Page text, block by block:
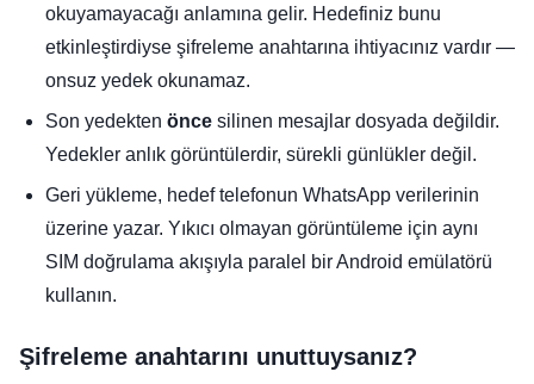
okuyamayacağı anlamına gelir. Hedefiniz bunu
etkinleştirdiyse şifreleme anahtarına ihtiyacınız vardır —
onsuz yedek okunamaz.
Son yedekten önce silinen mesajlar dosyada değildir.
Yedekler anlık görüntülerdir, sürekli günlükler değil.
Geri yükleme, hedef telefonun WhatsApp verilerinin
üzerine yazar. Yıkıcı olmayan görüntüleme için aynı
SIM doğrulama akışıyla paralel bir Android emülatörü
kullanın.
Şifreleme anahtarını unuttuysanız?